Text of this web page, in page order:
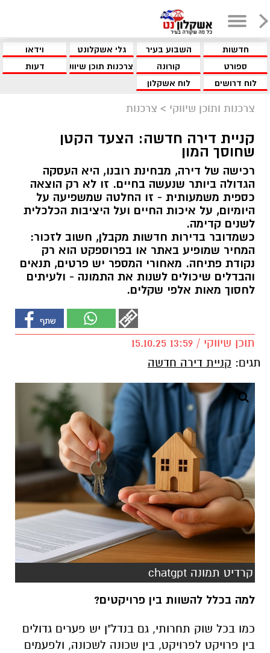
חדשות השבוע בעיר גלי אשקלונט
וידאו
ספורט
קורונה צרכנות תוכן שיווקי
דעות
לוח דרושים
לוח אשקלון
צרכנות ותוכן שיווקי > צרכנות
קניית דירה חדשה: הצעד הקטן
שחוסך המון
רכישה של דירה, מבחינת רובנו, היא העסקה
הגדולה ביותר שנעשה בחיים. זו לא רק הוצאה
כספית משמעותית - זו החלטה שמשפיעה על
היומיום, על איכות החיים ועל היציבות הכלכלית
לשנים קדימה.
כשמדובר בדירות חדשות מקבלן, חשוב לזכור:
המחיר שמופיע באתר או בפרוספקט הוא רק
נקודת פתיחה. מאחורי המספר יש פרטים, תנאים
והבדלים שיכולים לשנות את התמונה - ולעיתים
לחסוך מאות אלפי שקלים.
תוכן שיווקי / 13:59 15.10.25
תגים: קניית דירה חדשה
קרדיט תמונה chatgpt
למה בכלל להשוות בין פרויקטים?
כמו בכל שוק תחרותי, גם בנדל"ן יש פערים גדולים
בין פרויקט לפרויקט, בין שכונה לשכונה, ולפעמים